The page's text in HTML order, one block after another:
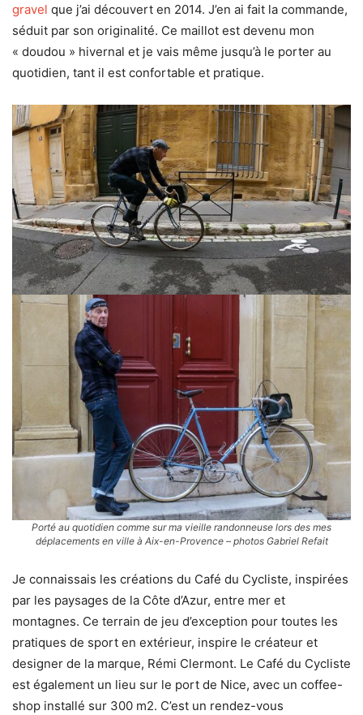
gravel que j’ai découvert en 2014. J’en ai fait la commande,
séduit par son originalité. Ce maillot est devenu mon
« doudou » hivernal et je vais même jusqu’à le porter au
quotidien, tant il est confortable et pratique.
Porté au quotidien comme sur ma vieille randonneuse lors des mes
déplacements en ville à Aix-en-Provence – photos Gabriel Refait
Je connaissais les créations du Café du Cycliste, inspirées
par les paysages de la Côte d’Azur, entre mer et
montagnes. Ce terrain de jeu d’exception pour toutes les
pratiques de sport en extérieur, inspire le créateur et
designer de la marque, Rémi Clermont. Le Café du Cycliste
est également un lieu sur le port de Nice, avec un coffee-
shop installé sur 300 m2. C’est un rendez-vous